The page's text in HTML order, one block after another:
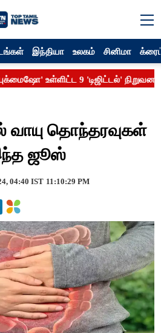
இந்தியா உலகம் சினிமா
தொந்தரவுகள்
ஜூஸ்
04:40 IST 11:10:29 PM